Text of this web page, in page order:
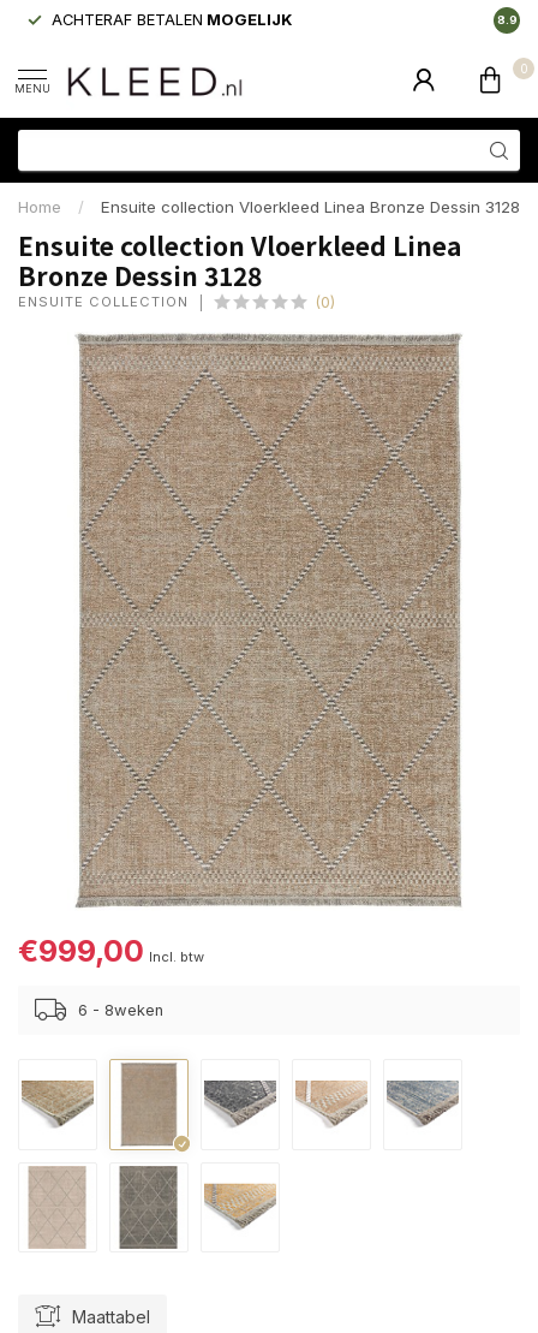
ACHTERAF BETALEN MOGELIJK 8.9
MENU
0
Home / Ensuite collection Vloerkleed Linea Bronze Dessin 3128
Ensuite collection Vloerkleed Linea
Bronze Dessin 3128
ENSUITE COLLECTION (0)
€999,00 Incl. btw
6 - 8weken
Maattabel